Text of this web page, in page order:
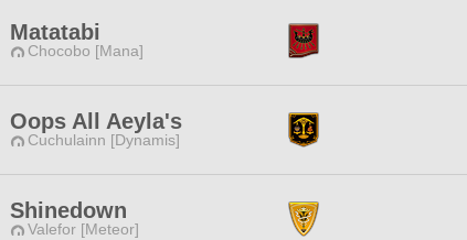
Matatabi
Chocobo [Mana]
Oops All Aeyla's
Cuchulainn [Dynamis]
Shinedown
Valefor [Meteor]